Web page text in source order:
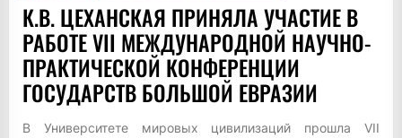
К.В. ЦЕХАНСКАЯ ПРИНЯЛА УЧАСТИЕ В
РАБОТЕ VII МЕЖДУНАРОДНОЙ НАУЧНО-
ПРАКТИЧЕСКОЙ КОНФЕРЕНЦИИ
ГОСУДАРСТВ БОЛЬШОЙ ЕВРАЗИИ
В Университете мировых цивилизаций прошла VII